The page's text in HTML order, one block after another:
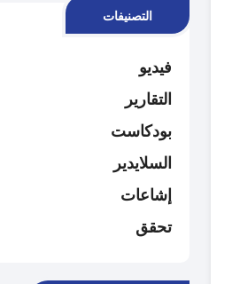
التصنيفات
فيديو
التقارير
بودكاست
السلايدير
إشاعات
تحقق